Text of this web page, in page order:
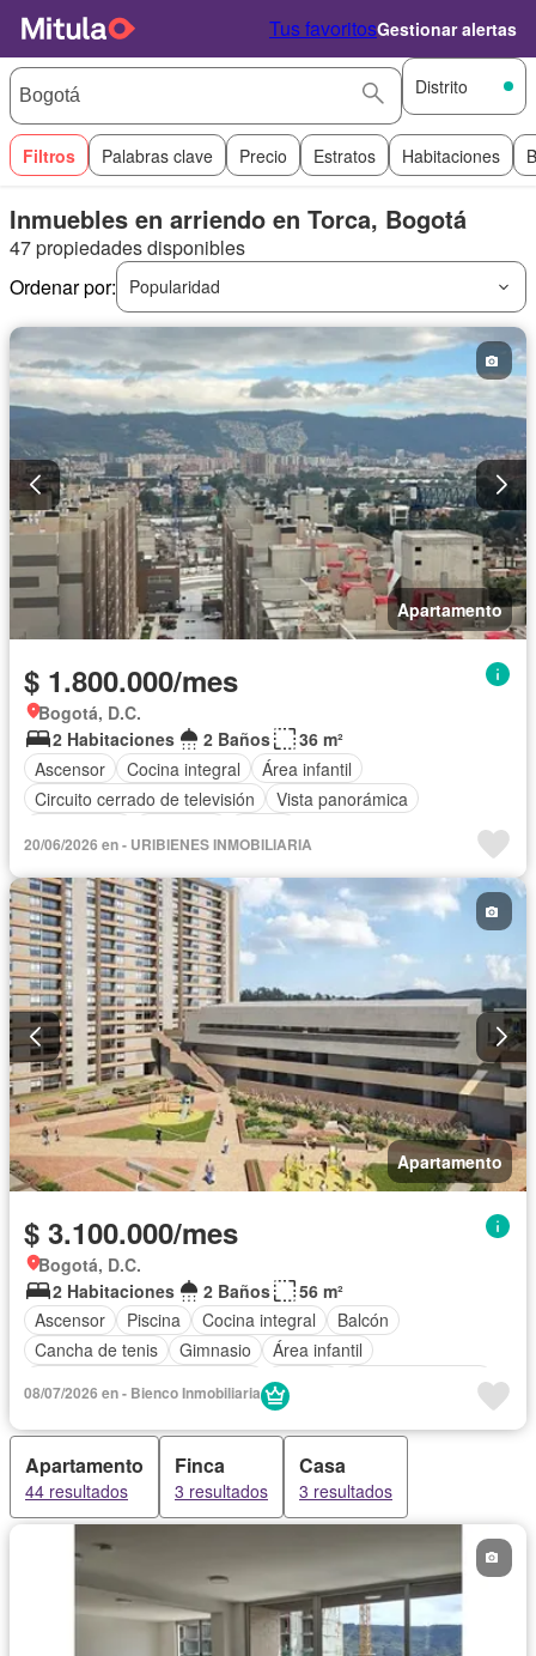
Tus favoritosGestionar alertas
Distrito
Filtros Palabras clave Precio Estratos Habitaciones
Inmuebles en arriendo en Torca, Bogotá
47 propiedades disponibles
Ordenar por:
Popularidad
Apartamento
$ 1.800.000/mes
Bogotá, D.C.
2 Habitaciones
2 Baños
36 m²
Ascensor
Cocina integral
Área infantil
Circuito cerrado de televisión
Vista panorámica
20/06/2026 en - URIBIENES INMOBILIARIA
Apartamento
$ 3.100.000/mes
Bogotá, D.C.
2 Habitaciones
2 Baños
56 m²
Ascensor
Piscina Cocina integral
Balcón
Cancha de tenis
Gimnasio
Área infantil
Alarma
Vista panorámica
Closet
08/07/2026 en - Bienco Inmobiliaria
Apartamento
44 resultados
Finca
3 resultados
Casa
3 resultados